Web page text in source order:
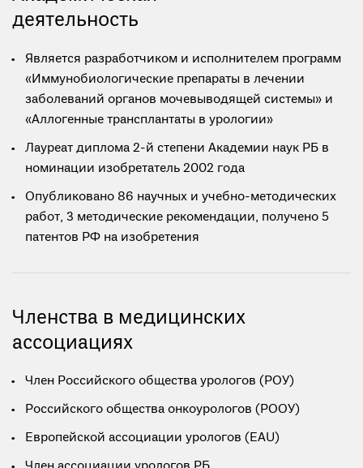
деятельность
Является разработчиком и исполнителем программ
«Иммунобиологические препараты в лечении
заболеваний органов мочевыводящей системы» и
«Аллогенные трансплантаты в урологии»
Лауреат диплома 2-й степени Академии наук РБ в
номинации изобретатель 2002 года
Опубликовано 86 научных и учебно-методических
работ, 3 методические рекомендации, получено 5
патентов РФ на изобретения
Членства в медицинских
ассоциациях
Член Российского общества урологов (РОУ)
Российского общества онкоурологов (РООУ)
Европейской ассоциации урологов (EAU)